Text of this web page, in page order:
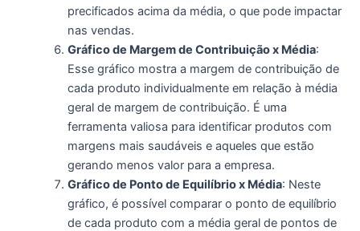
precificados acima da média, o que pode impactar
nas vendas.
Gráfico de Margem de Contribuição x Média:
Esse gráfico mostra a margem de contribuição de
cada produto individualmente em relação à média
geral de margem de contribuição. É uma
ferramenta valiosa para identificar produtos com
margens mais saudáveis e aqueles que estão
gerando menos valor para a empresa.
Gráfico de Ponto de Equilíbrio x Média: Neste
gráfico, é possível comparar o ponto de equilíbrio
de cada produto com a média geral de pontos de